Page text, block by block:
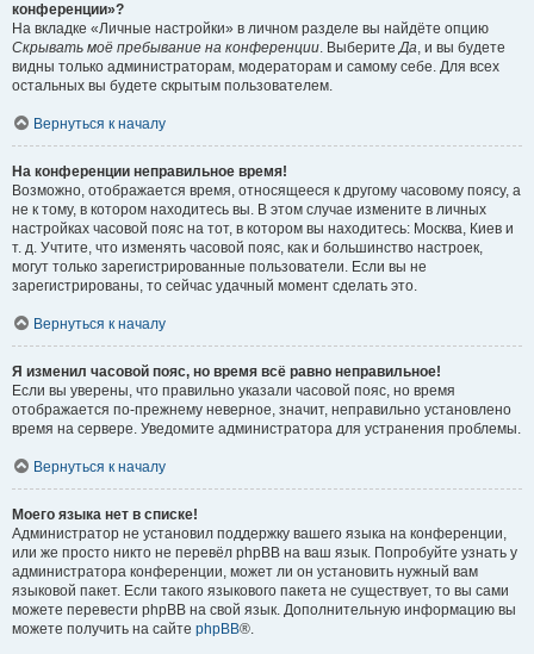
конференции»?
На вкладке «Личные настройки» в личном разделе вы найдёте опцию
Скрывать моё пребывание на конференции. ВыберитеДа, и вы будете
видны только администраторам, модераторам и самому себе. Для всех
остальных вы будете скрытым пользователем.
Вернуться к началу
На конференции неправильное время!
Возможно, отображается время, относящееся к другому часовому поясу, а
не к тому, в котором находитесь вы. В этом случае измените в личных
настройках часовой пояс на тот, в котором вы находитесь: Москва, Киев и
т. д. Учтите, что изменять часовой пояс, как и большинство настроек,
могут только зарегистрированные пользователи. Если вы не
зарегистрированы, то сейчас удачный момент сделать это.
Вернуться к началу
Я изменил часовой пояс, но время всё равно неправильное!
Если вы уверены, что правильно указали часовой пояс, но время
отображается по-прежнему неверное, значит, неправильно установлено
время на сервере. Уведомите администратора для устранения проблемы.
Вернуться к началу
Моего языка нет в списке!
Администратор не установил поддержку вашего языка на конференции,
или же просто никто не перевёл phpBB на ваш язык. Попробуйте узнать у
администратора конференции, может ли он установить нужный вам
языковой пакет. Если такого языкового пакета не существует, то вы сами
можете перевести phpBB на свой язык. Дополнительную информацию вы
можете получить на сайте phpBB®.